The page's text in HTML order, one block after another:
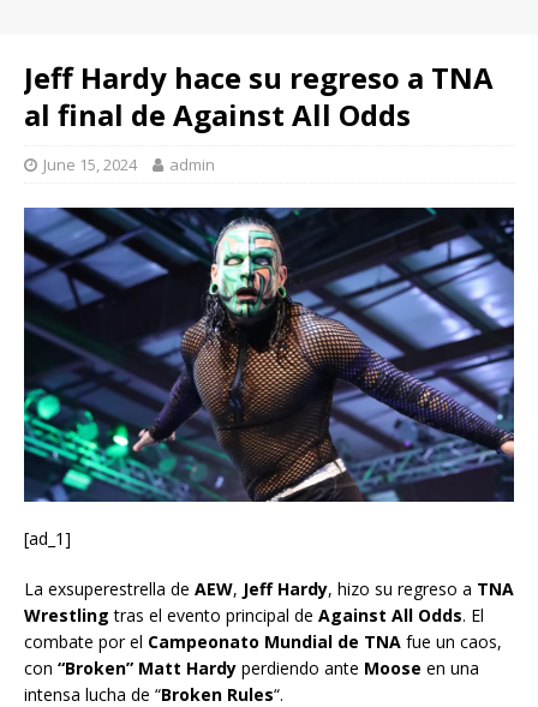
Jeff Hardy hace su regreso a TNA
al final de Against All Odds
June 15, 2024 admin
[ad_1]
La exsuperestrella de AEW, Jeff Hardy, hizo su regreso a TNA
Wrestling tras el evento principal de Against All Odds. El
combate por el Campeonato Mundial de TNA fue un caos,
con “Broken” Matt Hardy perdiendo ante Moose en una
intensa lucha de “Broken Rules“.